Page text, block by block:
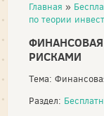
Главная »
по теории
РИСКАМИ
Тема:
Раздел: